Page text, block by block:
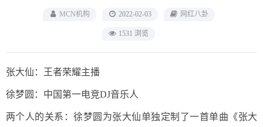
MCN机构 2022-02-03 网红八卦
1531 浏览
张大仙：王者荣耀主播
徐梦圆：中国第一电竞DJ音乐人
两个人的关系：徐梦圆为张大仙单独定制了一首单曲《张大